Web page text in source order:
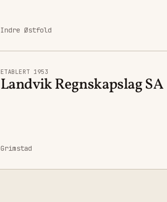
Indre Østfold
ETABLERT 1953
Landvik Regnskapslag SA
Grimstad